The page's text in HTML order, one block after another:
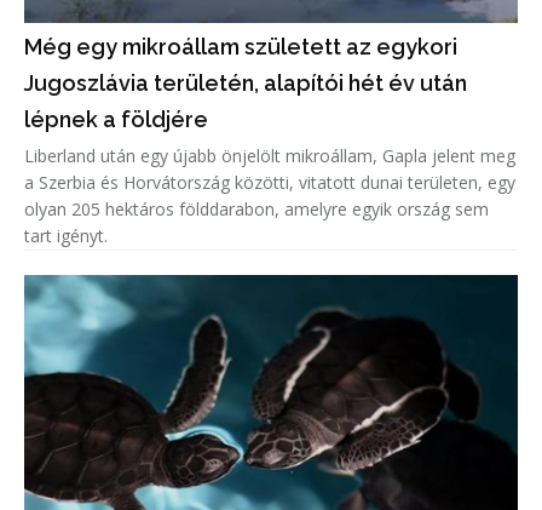
Még egy mikroállam született az egykori
Jugoszlávia területén, alapítói hét év után
lépnek a földjére
Liberland után egy újabb önjelölt mikroállam, Gapla jelent meg
a Szerbia és Horvátország közötti, vitatott dunai területen, egy
olyan 205 hektáros földdarabon, amelyre egyik ország sem
tart igényt.